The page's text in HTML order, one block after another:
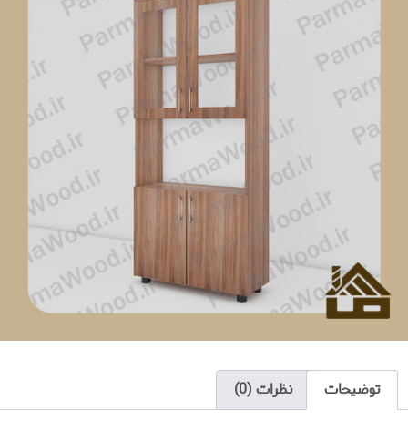
توضیحات نظرات (0)